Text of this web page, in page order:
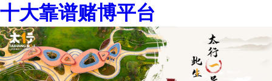
十大靠谱赌博平台